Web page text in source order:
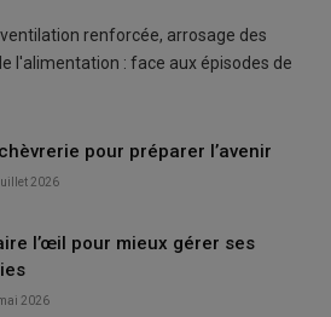
renforcée, arrosage des
l'alimentation : face aux épisodes de
pour préparer l’avenir
2026
l’œil pour mieux gérer ses
2026